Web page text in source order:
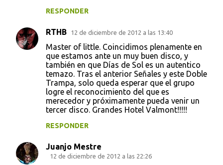
RESPONDER
RTHB 12 de diciembre de 2012 a las 13:40
Master of little. Coincidimos plenamente en
que estamos ante un muy buen disco, y
también en que Días de Sol es un autentico
temazo. Tras el anterior Señales y este Doble
Trampa, solo queda esperar que el grupo
logre el reconocimiento del que es
merecedor y próximamente pueda venir un
tercer disco. Grandes Hotel Valmont!!!!!
RESPONDER
Juanjo Mestre
12 de diciembre de 2012 a las 22:26